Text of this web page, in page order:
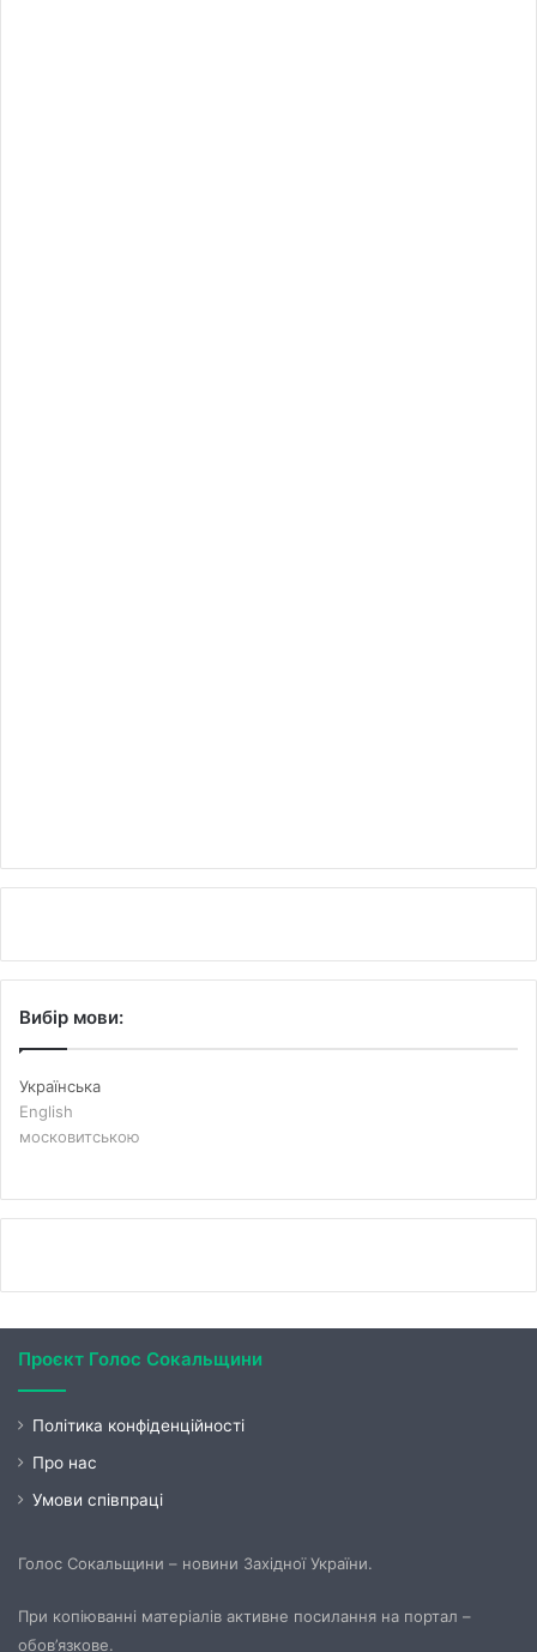
Вибір мови:
Українська
English
московитською
Проєкт Голос Сокальщини
Політика конфіденційності
Про нас
Умови співпраці
Голос Сокальщини – новини Західної України.
При копіюванні матеріалів активне посилання на портал –
обов’язкове.